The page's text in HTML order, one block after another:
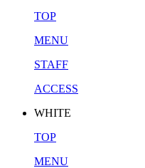
TOP
MENU
STAFF
ACCESS
WHITE
TOP
MENU